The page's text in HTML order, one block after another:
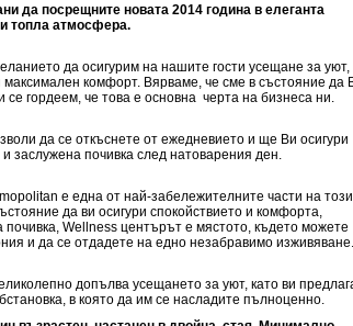
да посрещните новата 2014 година в елеганта
топла атмосфера.
да осигурим на нашите гости усещане за уют,
максимален комфорт. Вярваме, че сме в състояние да
се гордеем, че това е основна черта на бизнеса ни.
да се откъснете от ежедневието и ще Ви осигури
заслужена почивка след натоварения ден.
е една от най-забележителните части на този
да ви осигури спокойствието и комфорта,
Wellness центърът е мястото, където можете
и да се отдадете на едно незабравимо изживяване.
допълва усещането за уют, като ви
в която да им се насладите пълноценно.